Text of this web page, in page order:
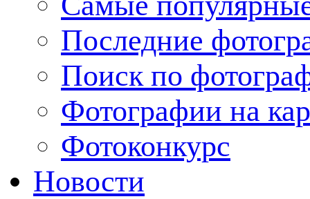
Последние
Поиск по
Фотографии на
Фотоконкурс
Новости